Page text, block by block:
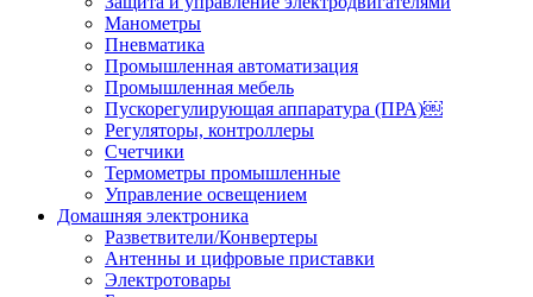
Манометры
Пневматика
Промышленная автоматизация
Промышленная мебель
Пускорегулирующая аппаратура (ПРА)￼
Регуляторы, контроллеры
Счетчики
Термометры промышленные
Управление освещением
Домашняя электроника
Разветвители/Конвертеры
Антенны и цифровые приставки
Электротовары